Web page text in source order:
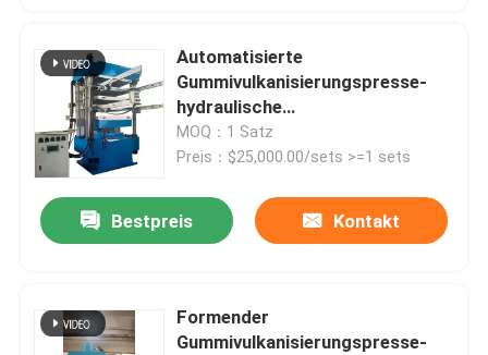
Produkte
Automatisierte
Gummivulkanisierungspresse-
hydraulische
Vulkanisierungsmaschine
MOQ：1 Satz
Preis：$25,000.00/sets >=1 sets
Bestpreis Kontakt
Formender
Gummivulkanisierungspresse-